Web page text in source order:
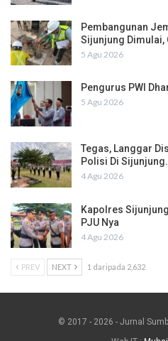
Pembangunan
Sijunjung Dimulai,
5 Agu 2026
Pengurus PWI
5 Agu 2026
Tegas, Langgar
Polisi Di
4 Agu 2026
Kapolres
PJU Nya
4 Agu 2026
PREV NEXT 1 daripada 2,632
© 2017 - 2026 - Jurnal